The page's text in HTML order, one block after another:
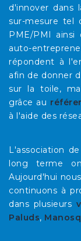
d'innover dans
sur-mesure tel
PME/PMI ainsi
auto-
répondent à
afin de donner
sur la toile,
grâce au
à l'aide des
L'association
long terme
Aujourd'hui
continuons à
dans plusieurs
Paluds,